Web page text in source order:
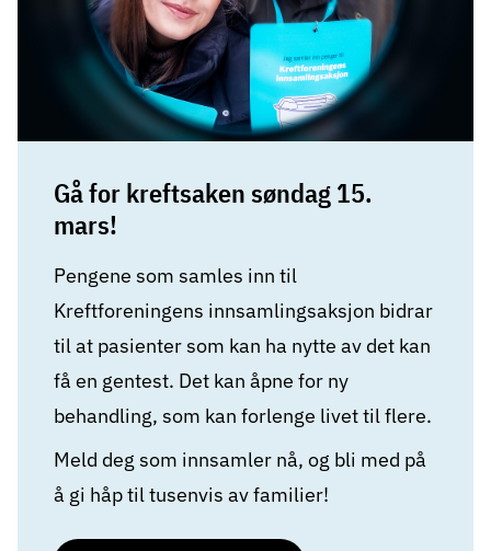
Gå for kreftsaken søndag 15.
mars!
Pengene som samles inn til
Kreftforeningens innsamlingsaksjon bidrar
til at pasienter som kan ha nytte av det kan
få en gentest. Det kan åpne for ny
behandling, som kan forlenge livet til flere.
Meld deg som innsamler nå, og bli med på
å gi håp til tusenvis av familier!